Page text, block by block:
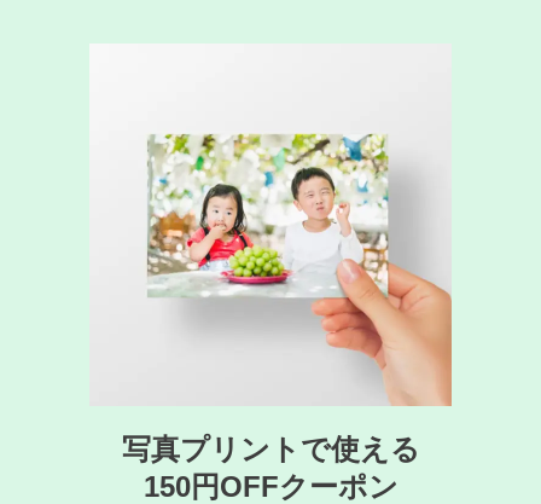
写真プリントで使える
150円OFFクーポン